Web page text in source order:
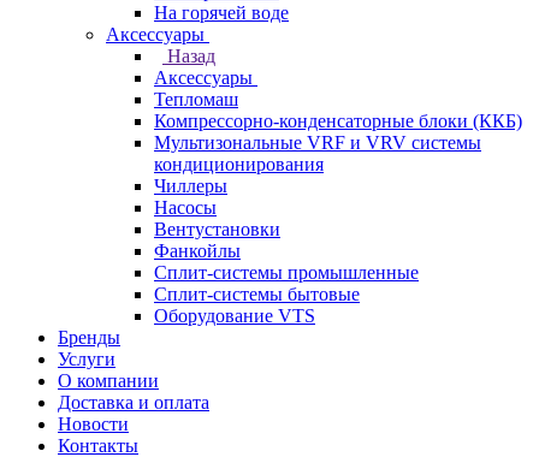
На горячей воде
Аксессуары
Назад
Аксессуары
Тепломаш
Компрессорно-конденсаторные блоки (ККБ)
Мультизональные VRF и VRV системы
кондиционирования
Чиллеры
Насосы
Вентустановки
Фанкойлы
Сплит-системы промышленные
Сплит-системы бытовые
Оборудование VTS
Бренды
Услуги
О компании
Доставка и оплата
Новости
Контакты